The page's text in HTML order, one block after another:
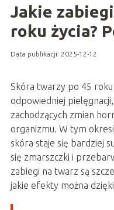
Jakie
roku życia?
Data publikacji: 2025-12-12
Skóra twarzy po 45 roku
odpowiedniej
zachodzących zmian
organizmu. W tym
skóra staje się bardziej
się zmarszczki i
zabiegi na twarz są
jakie efekty można